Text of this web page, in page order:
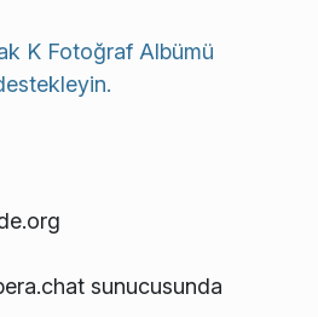
K Fotoğraf Albümü
sunucusunda